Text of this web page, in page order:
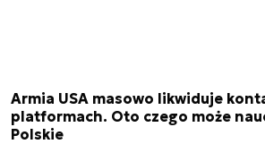
Armia USA masowo likwiduje
platformach. Oto czego może
Polskie